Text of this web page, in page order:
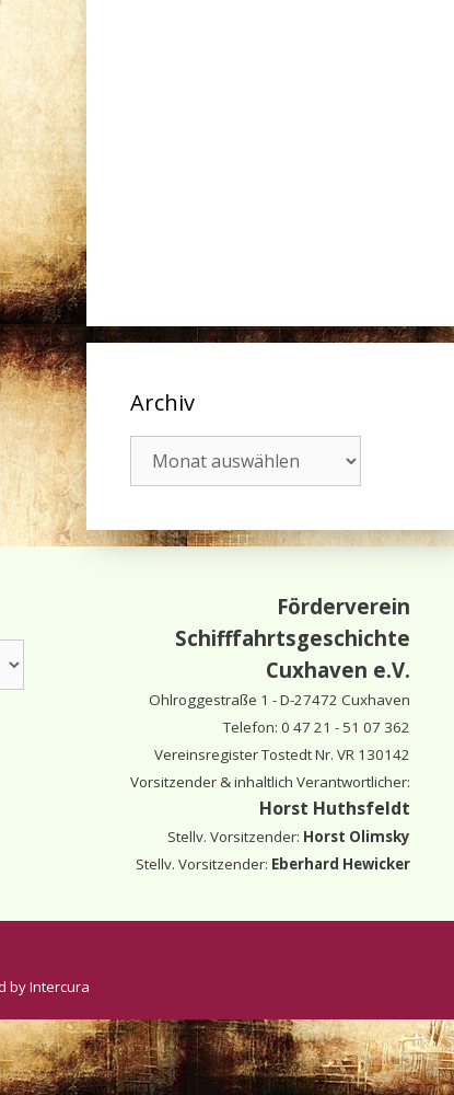
Archiv
Förderverein
Schifffahrtsgeschichte
Cuxhaven e.V.
Ohlroggestraße 1 - D-27472 Cuxhaven
Telefon: 0 47 21 - 51 07 362
Vereinsregister Tostedt Nr. VR 130142
Vorsitzender & inhaltlich Verantwortlicher:
Horst Huthsfeldt
Stellv. Vorsitzender: Horst Olimsky
Stellv. Vorsitzender: Eberhard Hewicker
by Intercura